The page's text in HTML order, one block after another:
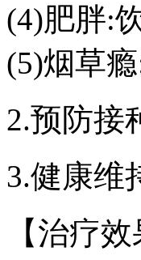
(4)肥胖:
(5)烟草
2.预防接
3.健康维
【治疗效